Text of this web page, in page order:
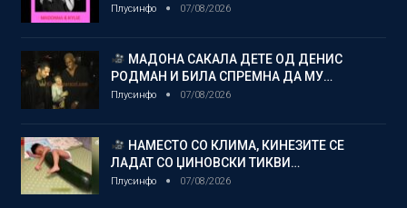
Плусинфо 07/08/2026
МАДОНА САКАЛА ДЕТЕ ОД ДЕНИС
РОДМАН И БИЛА СПРЕМНА ДА МУ…
Плусинфо 07/08/2026
НАМЕСТО СО КЛИМА, КИНЕЗИТЕ СЕ
ЛАДАТ СО ЏИНОВСКИ ТИКВИ…
Плусинфо 07/08/2026